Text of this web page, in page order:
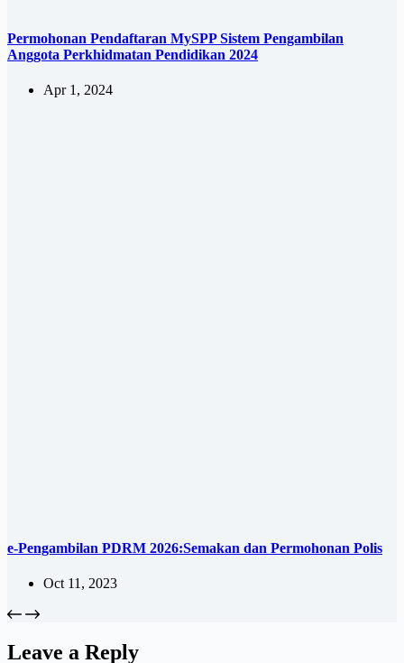
Permohonan Pendaftaran MySPP Sistem Pengambilan
Anggota Perkhidmatan Pendidikan 2024
Apr 1, 2024
e-Pengambilan PDRM 2026:Semakan dan Permohonan Polis
Oct 11, 2023
Leave a Reply